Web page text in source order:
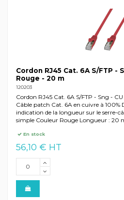
Cordon RJ45 Cat. 6A S/FTP -
Rouge - 20 m
120203
Cordon RJ45 Cat. 6A S/FTP - Sng -
Câble patch Cat. 6A en cuivre à 100%
indication de la longueur sur le serre-
simple Couleur Rouge Longueur : 20
En stock
56,10 € HT